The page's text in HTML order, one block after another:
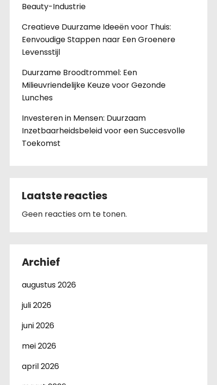
Beauty-Industrie
Creatieve Duurzame Ideeën voor Thuis:
Eenvoudige Stappen naar Een Groenere
Levensstijl
Duurzame Broodtrommel: Een
Milieuvriendelijke Keuze voor Gezonde
Lunches
Investeren in Mensen: Duurzaam
Inzetbaarheidsbeleid voor een Succesvolle
Toekomst
Laatste reacties
Geen reacties om te tonen.
Archief
augustus 2026
juli 2026
juni 2026
mei 2026
april 2026